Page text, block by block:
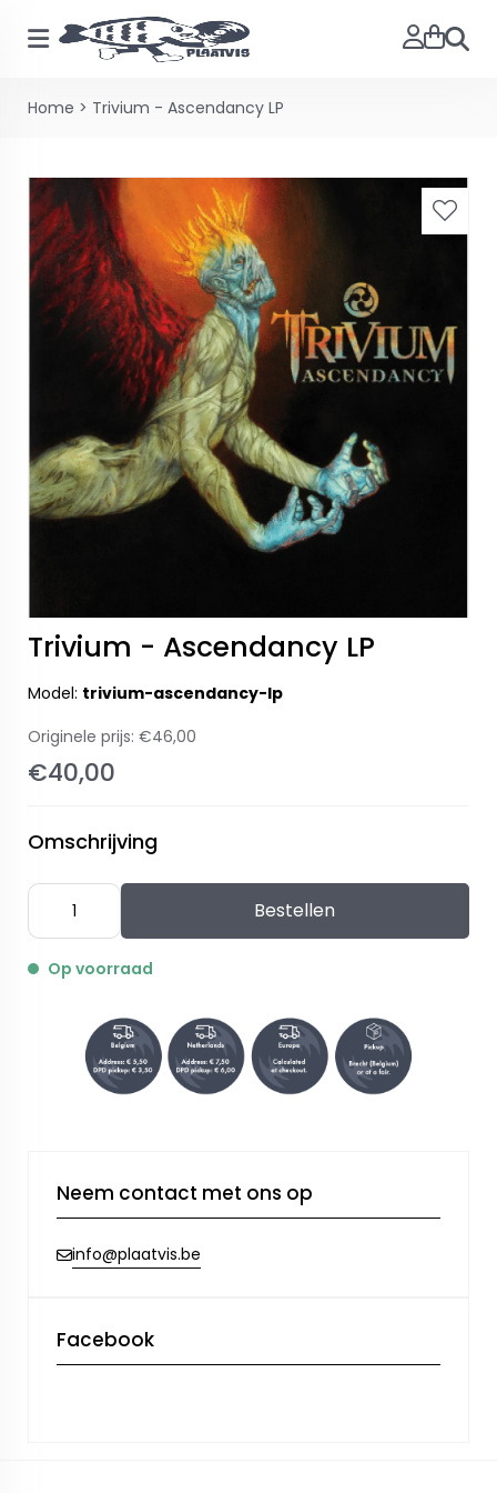
Home > Trivium - Ascendancy LP
Trivium - Ascendancy LP
Model: trivium-ascendancy-lp
Originele prijs: €46,00
€40,00
Omschrijving
Bestellen
Op voorraad
Neem contact met ons op
info@plaatvis.be
Facebook